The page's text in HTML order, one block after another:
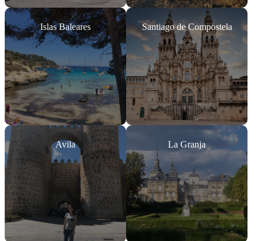
Islas Baleares Santiago de Compostela
Avila La Granja